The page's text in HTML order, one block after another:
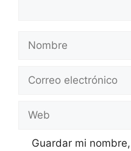
Nombre
Correo
Web
Guardar mi